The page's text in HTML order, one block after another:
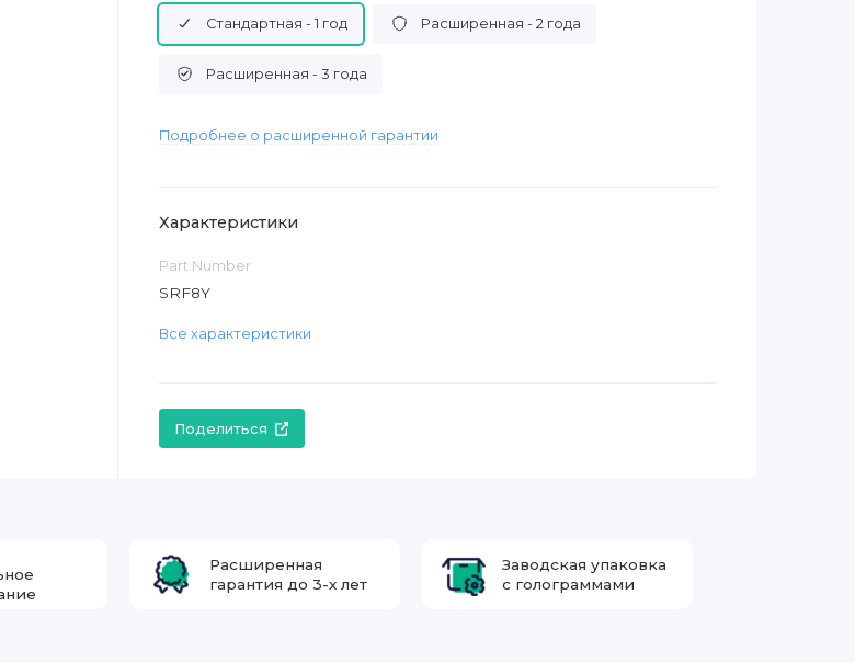
Стандартная - 1 год Расширенная - 2 года
Расширенная - 3 года
Подробнее о расширенной гарантии
Характеристики
Part Number
SRF8Y
Все характеристики
Поделиться
Расширенная
гарантия до 3-х лет
Заводская упаковка
с голограммами